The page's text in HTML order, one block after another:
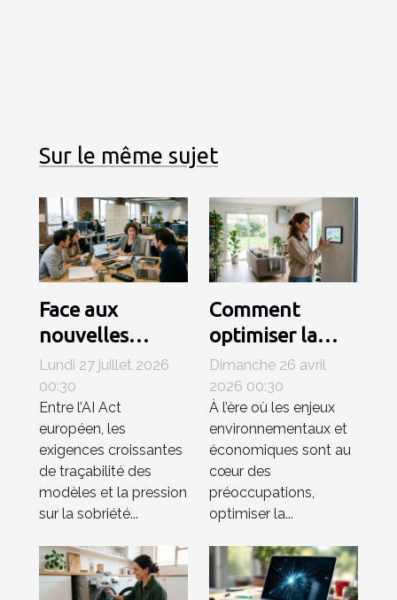
Sur le même sujet
Face aux
nouvelles
régulations,
comment le
matériel
influence-t-il la
compétitivité
en ia ?
Lundi 27 juillet 2026
00:30
Entre l’AI Act
européen, les
exigences croissantes
de traçabilité des
modèles et la pression
sur la sobriété...
Comment
optimiser la
consommation
énergétique
grâce à des
systèmes de
ventilation
avancés ?
Dimanche 26 avril
2026 00:30
À l’ère où les enjeux
environnementaux et
économiques sont au
cœur des
préoccupations,
optimiser la...